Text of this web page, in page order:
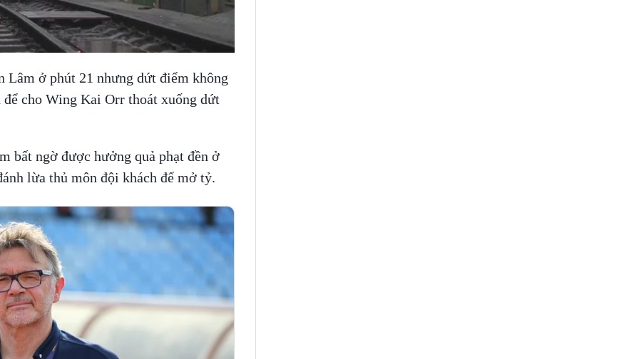
VIETNAM
ở phút 21 nhưng dứt điểm không
cho Wing Kai Orr thoát xuống dứt
bất ngờ được hưởng quả phạt đền ở
lừa thủ môn đội khách để mở tỷ.